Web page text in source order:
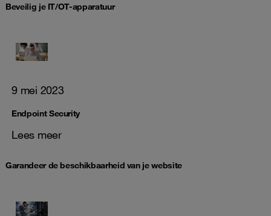
Beveilig je IT/OT-apparatuur
9 mei 2023
Endpoint Security
Lees meer
Garandeer de beschikbaarheid van je website